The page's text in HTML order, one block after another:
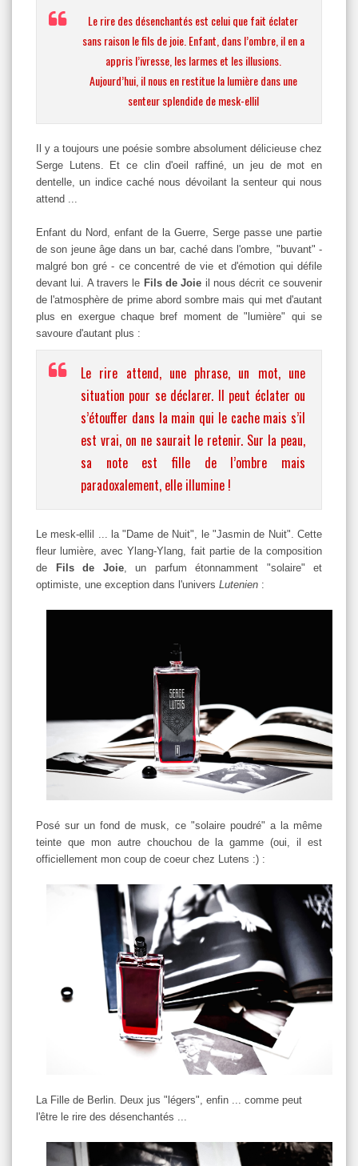
Le rire des désenchantés est celui que fait éclater
sans raison le fils de joie. Enfant, dans l’ombre, il en a
appris l’ivresse, les larmes et les illusions.
Aujourd’hui, il nous en restitue la lumière dans une
senteur splendide de mesk-ellil
Il y a toujours une poésie sombre absolument délicieuse chez
Serge Lutens. Et ce clin d'oeil raffiné, un jeu de mot en
dentelle, un indice caché nous dévoilant la senteur qui nous
attend ...
Enfant du Nord, enfant de la Guerre, Serge passe une partie
de son jeune âge dans un bar, caché dans l'ombre, "buvant" -
malgré bon gré - ce concentré de vie et d'émotion qui défile
devant lui. A travers le Fils de Joie il nous décrit ce souvenir
de l'atmosphère de prime abord sombre mais qui met d'autant
plus en exergue chaque bref moment de "lumière" qui se
savoure d'autant plus :
Le rire attend, une phrase, un mot, une
situation pour se déclarer. Il peut éclater ou
s’étouffer dans la main qui le cache mais s’il
est vrai, on ne saurait le retenir. Sur la peau,
sa note est fille de l’ombre mais
paradoxalement, elle illumine !
Le mesk-ellil ... la "Dame de Nuit", le "Jasmin de Nuit". Cette
fleur lumière, avec Ylang-Ylang, fait partie de la composition
de Fils de Joie, un parfum étonnamment "solaire" et
optimiste, une exception dans l'univers Lutenien :
Posé sur un fond de musk, ce "solaire poudré" a la même
teinte que mon autre chouchou de la gamme (oui, il est
officiellement mon coup de coeur chez Lutens :) :
La Fille de Berlin. Deux jus "légers", enfin ... comme peut
l'être le rire des désenchantés ...